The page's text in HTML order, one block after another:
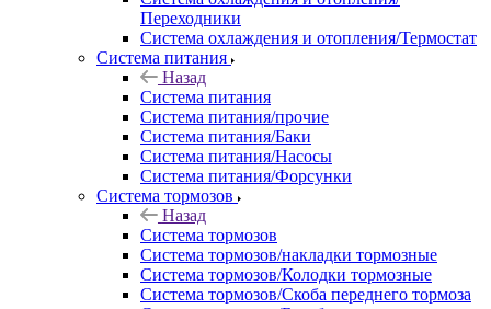
Переходники
Система охлаждения и отопления/Термостат
Система питания
Назад
Система питания
Система питания/прочие
Система питания/Баки
Система питания/Насосы
Система питания/Форсунки
Система тормозов
Назад
Система тормозов
Система тормозов/накладки тормозные
Система тормозов/Колодки тормозные
Система тормозов/Скоба переднего тормоза